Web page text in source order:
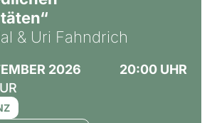
& Uri Fahndrich
2026
20:00 UHR